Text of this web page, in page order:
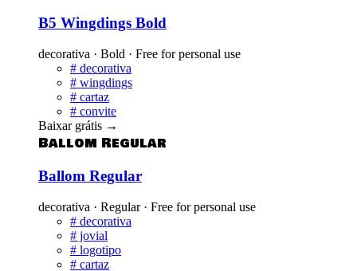
B5 Wingdings Bold
decorativa · Bold · Free for personal use
# decorativa
# wingdings
# cartaz
# convite
Baixar grátis →
Ballom Regular
Ballom Regular
decorativa · Regular · Free for personal use
# decorativa
# jovial
# logotipo
# cartaz